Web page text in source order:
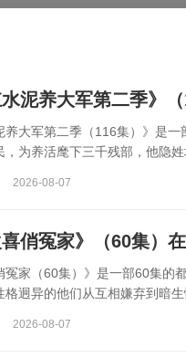
水泥养大军第二季》
养大军第二季（116集）》是
，为养活麾下三千残部，他隐
2026-08-07
喜俏冤家》（60集）
冤家（60集）》是一部60集
格迥异的他们从互相嫌弃到暗
2026-08-07